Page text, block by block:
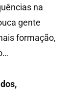
na
gente
formação,